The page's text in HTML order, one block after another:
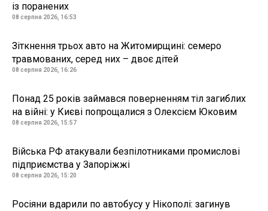
із поранених
08 серпня 2026, 16:53
Зіткнення трьох авто на Житомирщині: семеро
травмованих, серед них – двоє дітей
08 серпня 2026, 16:26
Понад 25 років займався поверненням тіл загиблих
на війні: у Києві попрощалися з Олексієм Юковим
08 серпня 2026, 15:57
Війська РФ атакували безпілотниками промислові
підприємства у Запоріжжі
08 серпня 2026, 15:20
Росіяни вдарили по автобусу у Нікополі: загинув